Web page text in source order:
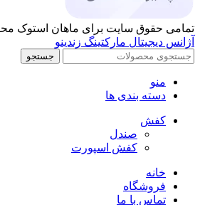
تمامی حقوق سایت برای ماهان استوک
آژانس دیجیتال مارکتینگ زندینو
جستجو
منو
دسته بندی ها
کفش
صندل
کفش اسپورت
خانه
فروشگاه
تماس با ما